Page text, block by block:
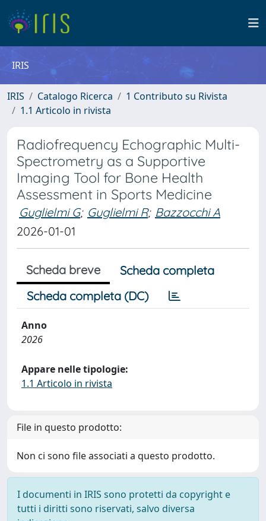
IRIS
IRIS Catalogo Ricerca
1 Contributo su Rivista
1.1 Articolo in rivista
Radiofrequency Echographic Multi-
Spectrometry as a Supportive
Imaging Tool for Bone Health
Assessment in Sports Medicine
Guglielmi G; Guglielmi R; Bazzocchi A
2026-01-01
Scheda breve
Scheda completa
Scheda completa (DC)
Anno
2026
Appare nelle tipologie:
1.1 Articolo in rivista
File in questo prodotto:
Non ci sono file associati a questo prodotto.
I documenti in IRIS sono protetti da copyright e
tutti i diritti sono riservati, salvo diversa